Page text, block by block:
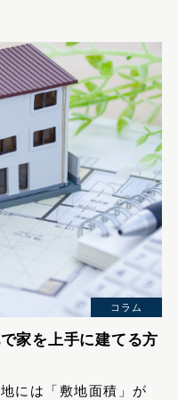
コラム
家を上手に建てる方
には「敷地面積」が